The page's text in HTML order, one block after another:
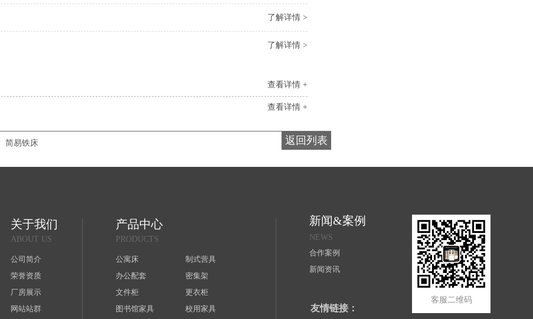
了解详情 >
了解详情 >
查看详情 +
查看详情 +
返回列表
简易铁床
关于我们
ABOUT US
公司简介
荣誉资质
厂房展示
网站站群
产品中心
PRODUCTS
公寓床
制式营具
办公配套
密集架
文件柜
更衣柜
图书馆家具
校用家具
新闻&案例
NEWS
合作案例
新闻资讯
客服二维码
友情链接：